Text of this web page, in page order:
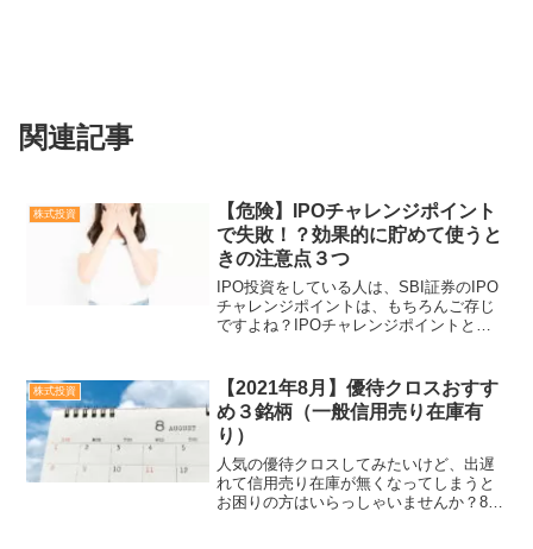
関連記事
株式投資
【危険】IPOチャレンジポイント
で失敗！？効果的に貯めて使うと
きの注意点３つ
IPO投資をしている人は、SBI証券のIPO
チャレンジポイントは、もちろんご存じ
ですよね？IPOチャレンジポイントとは
するシステムです。貯めれば貯めるほど
優位になり...
株式投資
【2021年8月】優待クロスおすす
め３銘柄（一般信用売り在庫有
り）
人気の優待クロスしてみたいけど、出遅
れて信用売り在庫が無くなってしまうと
お困りの方はいらっしゃいませんか？8月